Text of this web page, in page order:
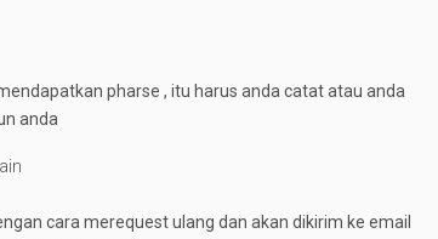
pharse , itu harus anda catat atau anda
anda
cara merequest ulang dan akan dikirim ke email